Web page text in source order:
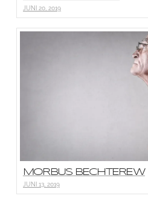
JUNI 20, 2019
MORBUS BECHTEREW
JUNI 13, 2019